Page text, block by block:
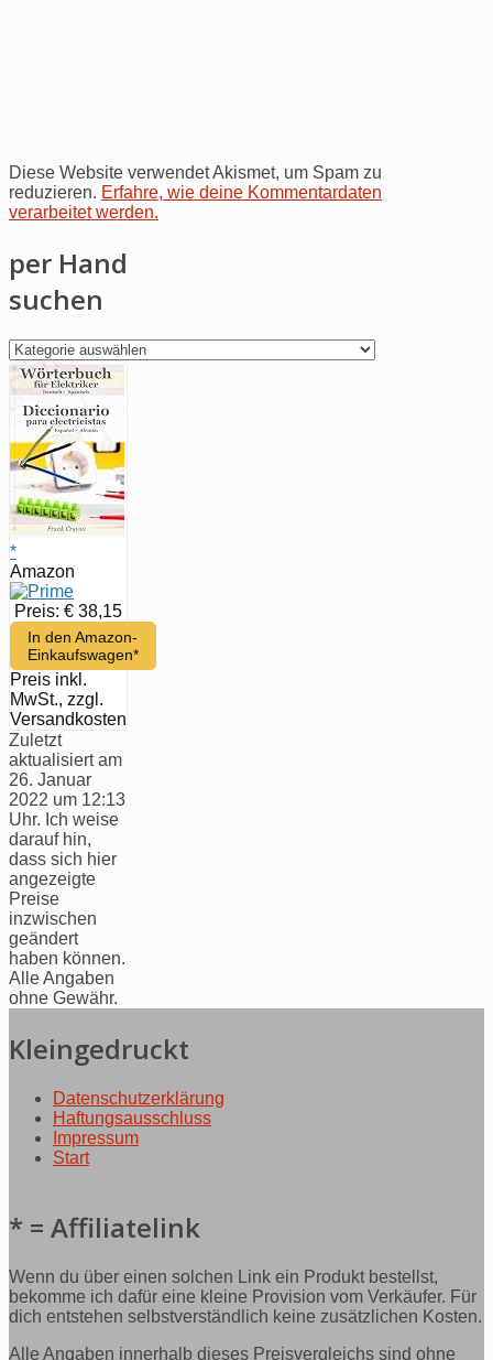
Diese Website verwendet Akismet, um Spam zu
reduzieren. Erfahre, wie deine Kommentardaten
verarbeitet werden.
per Hand
suchen
per
Hand
suchen
*
Amazon
Preis: € 38,15
In den Amazon-
Einkaufswagen*
Preis inkl.
MwSt., zzgl.
Versandkosten
Zuletzt
aktualisiert am
26. Januar
2022 um 12:13
Uhr. Ich weise
darauf hin,
dass sich hier
angezeigte
Preise
inzwischen
geändert
haben können.
Alle Angaben
ohne Gewähr.
Kleingedruckt
Datenschutzerklärung
Haftungsausschluss
Impressum
Start
* = Affiliatelink
Wenn du über einen solchen Link ein Produkt bestellst,
bekomme ich dafür eine kleine Provision vom Verkäufer. Für
dich entstehen selbstverständlich keine zusätzlichen Kosten.
Alle Angaben innerhalb dieses Preisvergleichs sind ohne